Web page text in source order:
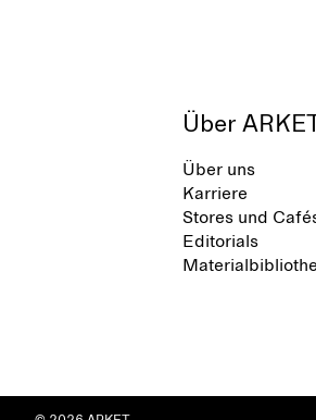
Über ARKET
Über uns
Karriere
Stores und
Editorials